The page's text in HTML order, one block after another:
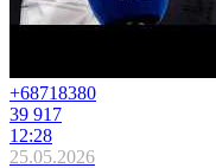
+68718380
39 917
12:28
25.05.2026